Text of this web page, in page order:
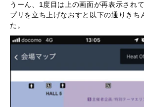
うーん、1度目は上の画面が再表示され
プリを立ち上げなおすと以下の通りきち
た。